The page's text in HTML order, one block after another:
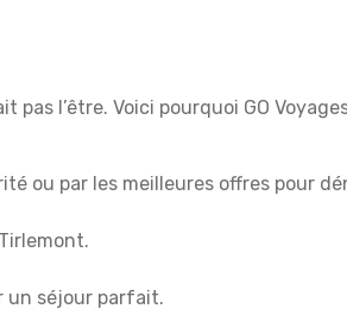
l’être. Voici pourquoi GO
ou par les meilleures offres pour
un séjour parfait.